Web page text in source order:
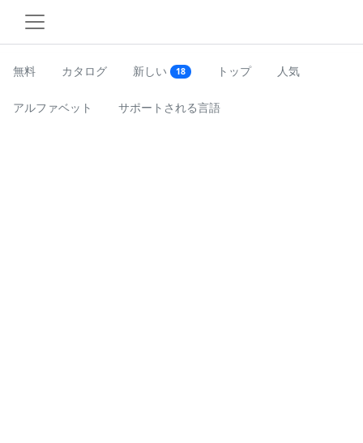
無料 カタログ 新しい 18 トップ 人気
アルファベット サポートされる言語